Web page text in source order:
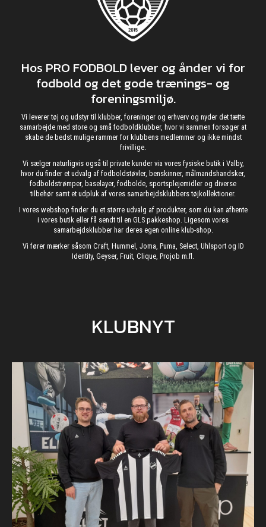
Hos PRO FODBOLD lever og ånder vi for
fodbold og det gode trænings- og
foreningsmiljø.
Vi leverer tøj og udstyr til klubber, foreninger og erhverv og nyder det tætte
samarbejde med store og små fodboldklubber, hvor vi sammen forsøger at
skabe de bedst mulige rammer for klubbens medlemmer og ikke mindst
frivillige.
Vi sælger naturligvis også til private kunder via vores fysiske butik i Valby,
hvor du finder et udvalg af fodboldstøvler, benskinner, målmandshandsker,
fodboldstrømper, baselayer, fodbolde, sportsplejemidler og diverse
tilbehør samt et udpluk af vores samarbejdsklubbers tøjkollektioner.
I vores webshop finder du et større udvalg af produkter, som du kan afhente
i vores butik eller få sendt til en GLS pakkeshop. Ligesom vores
samarbejdsklubber har deres egen online klub-shop.
Vi fører mærker såsom Craft, Hummel, Joma, Puma, Select, Uhlsport og ID
Identity, Geyser, Fruit, Clique, Projob m.fl.
KLUBNYT